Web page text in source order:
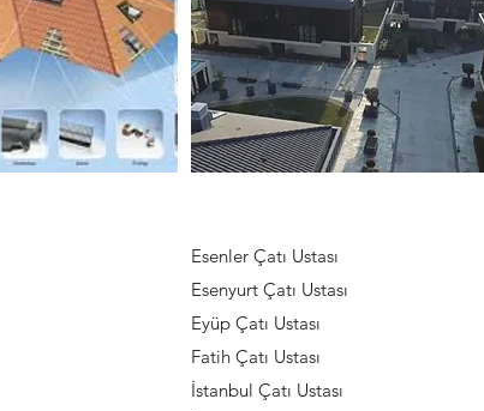
Esenler Çatı Ustası
Esenyurt Çatı Ustası
Eyüp Çatı Ustası
Fatih Çatı Ustası
İstanbul Çatı Ustası